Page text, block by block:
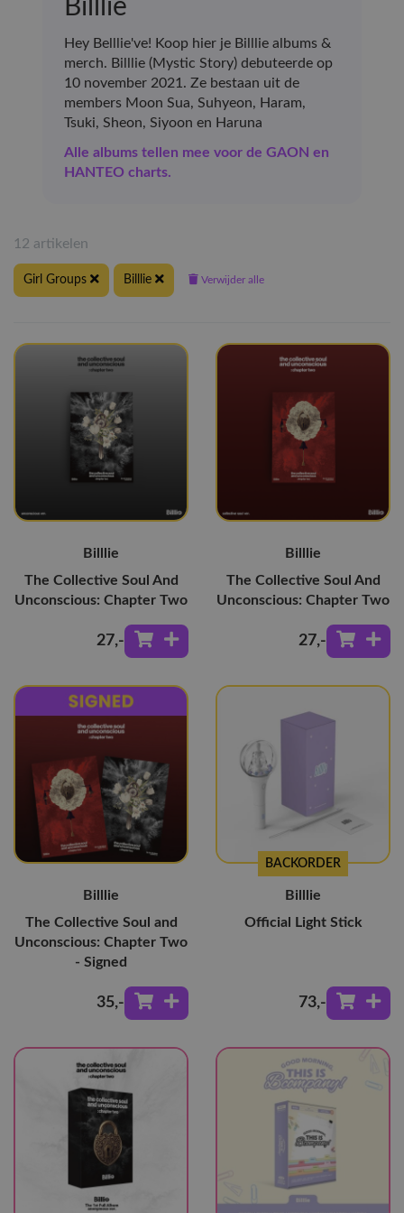
Billlie
Hey Belllie've! Koop hier je Billlie albums &
merch. Billlie (Mystic Story) debuteerde op
10 november 2021. Ze bestaan uit de
members Moon Sua, Suhyeon, Haram,
Tsuki, Sheon, Siyoon en Haruna
Alle albums tellen mee voor de GAON en
HANTEO charts.
12 artikelen
Girl Groups Billlie Verwijder alle
Billlie
The Collective Soul And
Unconscious: Chapter Two
27,-
Billlie
The Collective Soul And
Unconscious: Chapter Two
27,-
Billlie
The Collective Soul and
Unconscious: Chapter Two
- Signed
35,-
BACKORDER
Billlie
Official Light Stick
73,-